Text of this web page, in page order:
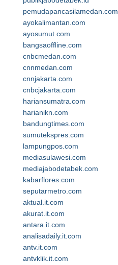
pemudapancasilamedan.com
ayokalimantan.com
ayosumut.com
bangsaoffline.com
cnbcmedan.com
cnnmedan.com
cnnjakarta.com
cnbcjakarta.com
hariansumatra.com
harianikn.com
bandungtimes.com
sumutekspres.com
lampungpos.com
mediasulawesi.com
mediajabodetabek.com
kabarflores.com
seputarmetro.com
aktual.it.com
akurat.it.com
antara.it.com
analisadaily.it.com
antv.it.com
antvklik.it.com